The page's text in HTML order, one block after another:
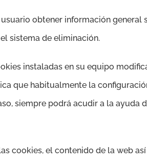
obtener información general
sistema de eliminación.
instaladas en su equipo
que habitualmente la
siempre podrá acudir a la
cookies, el contenido de la web